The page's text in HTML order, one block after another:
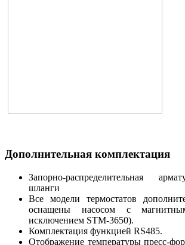
Дополнительная комплектация
Запорно-распределительная
шланги
Все модели термостатов
оснащены насосом с
исключением STM-3650).
Комплектация функцией RS485.
Отображение температуры пресс-